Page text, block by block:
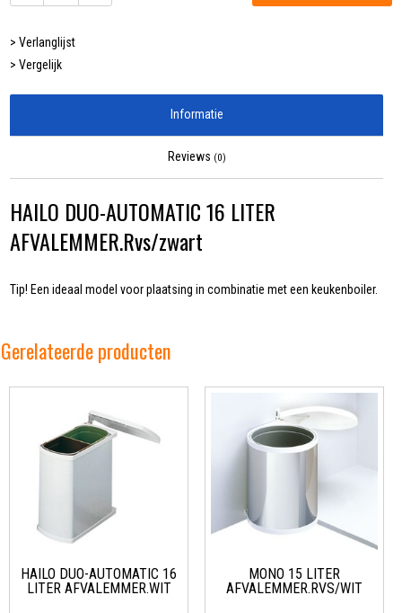
> Verlanglijst
> Vergelijk
Informatie
Reviews (0)
HAILO DUO-AUTOMATIC 16 LITER
AFVALEMMER.Rvs/zwart
Tip! Een ideaal model voor plaatsing in combinatie met een keukenboiler.
Gerelateerde producten
HAILO DUO-AUTOMATIC 16
LITER AFVALEMMER.WIT
MONO 15 LITER
AFVALEMMER.RVS/WIT